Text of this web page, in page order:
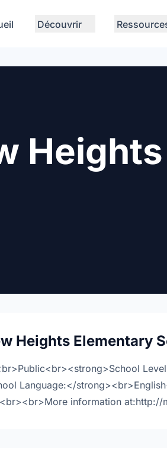
Découvrir
Heights Elementary
Language:</
information at:http://